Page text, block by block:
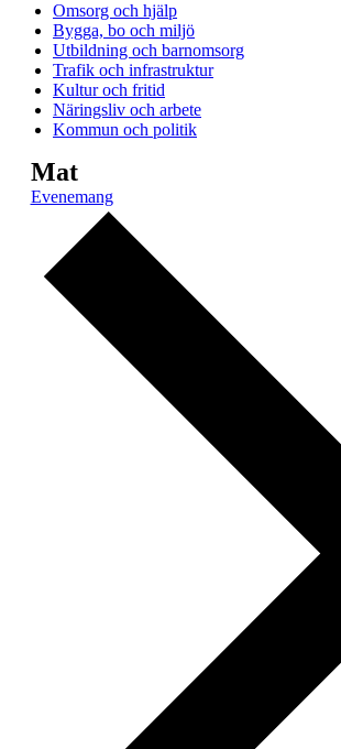
Omsorg och hjälp
Bygga, bo och miljö
Utbildning och barnomsorg
Trafik och infrastruktur
Kultur och fritid
Näringsliv och arbete
Kommun och politik
Mat
Evenemang